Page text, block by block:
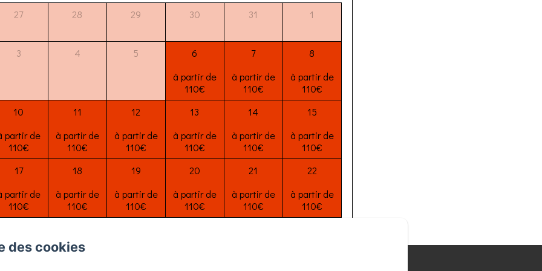
27 28 29 30 31 1
3 4 5 6 7
8
à partir de
110€
à partir de
110€
à partir de
110€
10 11 12 13 14
15
partir de
110€
à partir de
110€
à partir de
110€
à partir de
110€
à partir de
110€
à partir de
110€
17 18 19 20 21
22
partir de
110€
à partir de
110€
à partir de
110€
à partir de
110€
à partir de
110€
à partir de
110€
partir de
à partir de
des cookies